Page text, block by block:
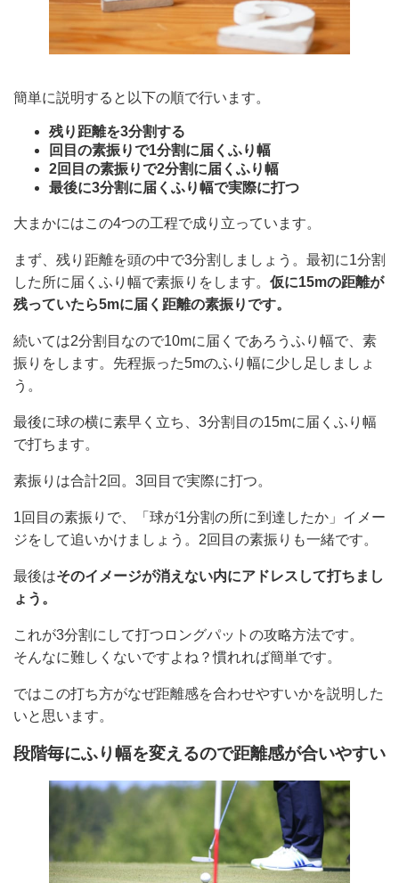
簡単に説明すると以下の順で行います。
残り距離を3分割する
回目の素振りで1分割に届くふり幅
2回目の素振りで2分割に届くふり幅
最後に3分割に届くふり幅で実際に打つ
大まかにはこの4つの工程で成り立っています。
まず、残り距離を頭の中で3分割しましょう。最初に1分割
した所に届くふり幅で素振りをします。 仮に15mの距離が
残っていたら5mに届く距離の素振りです。
続いては2分割目なので10mに届くであろうふり幅で、素
振りをします。先程振った5mのふり幅に少し足しましょ
う。
最後に球の横に素早く立ち、3分割目の15mに届くふり幅
で打ちます。
素振りは合計2回。3回目で実際に打つ。
1回目の素振りで、「球が1分割の所に到達したか」イメー
ジをして追いかけましょう。2回目の素振りも一緒です。
最後はそのイメージが消えない内にアドレスして打ちまし
ょう。
これが3分割にして打つロングパットの攻略方法です。
そんなに難しくないですよね？慣れれば簡単です。
ではこの打ち方がなぜ距離感を合わせやすいかを説明した
いと思います。
段階毎にふり幅を変えるので距離感が合いやすい